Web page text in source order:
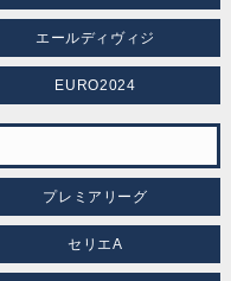
エールディヴィジ
EURO2024
プレミアリーグ
セリエA